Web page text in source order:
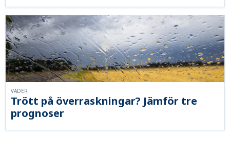
Trött på överraskningar? Jämför tre
prognoser
VÄDER